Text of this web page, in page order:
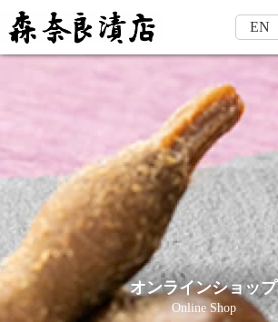
EN
オンラインショップ
Online Shop